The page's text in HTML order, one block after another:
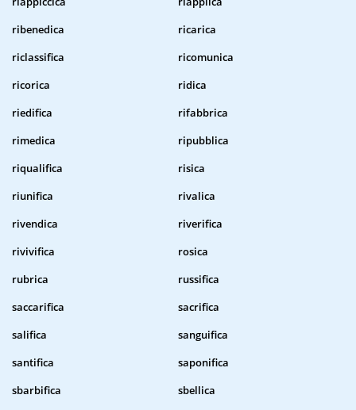
ribenedica
ricarica
riclassifica
ricomunica
ricorica
ridica
riedifica
rifabbrica
rimedica
ripubblica
riqualifica
risica
riunifica
rivalica
rivendica
riverifica
rivivifica
rosica
rubrica
russifica
saccarifica
sacrifica
salifica
sanguifica
santifica
saponifica
sbarbifica
sbellica